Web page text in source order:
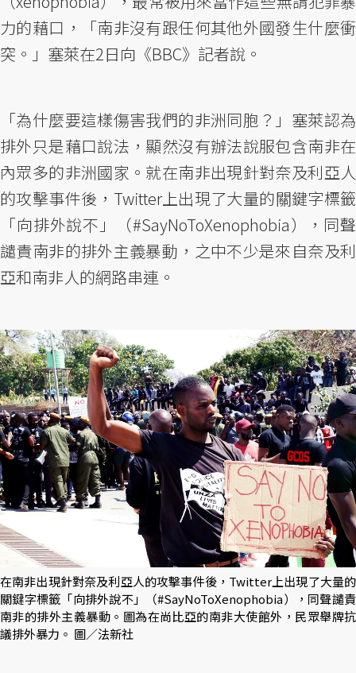
力的藉口，「南非沒有跟任何其他外國發生什麼衝
突。」塞萊在2日向《BBC》記者說。
「為什麼要這樣傷害我們的非洲同胞？」塞萊認為
排外只是藉口說法，顯然沒有辦法說服包含南非在
內眾多的非洲國家。就在南非出現針對奈及利亞人
的攻擊事件後，Twitter上出現了大量的關鍵字標籤
「向排外說不」（#SayNoToXenophobia），同聲
譴責南非的排外主義暴動，之中不少是來自奈及利
亞和南非人的網路串連。
在南非出現針對奈及利亞人的攻擊事件後，Twitter上出現了大量的
關鍵字標籤「向排外說不」（#SayNoToXenophobia），同聲譴責
南非的排外主義暴動。圖為在尚比亞的南非大使館外，民眾舉牌抗
議排外暴力。 圖／法新社